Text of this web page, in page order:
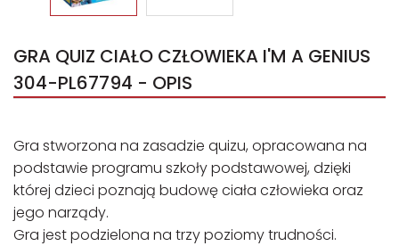
GRA QUIZ CIAŁO CZŁOWIEKA I'M A GENIUS
304-PL67794 - OPIS
Gra stworzona na zasadzie quizu, opracowana na
podstawie programu szkoły podstawowej, dzięki
której dzieci poznają budowę ciała człowieka oraz
jego narządy.
Gra jest podzielona na trzy poziomy trudności.